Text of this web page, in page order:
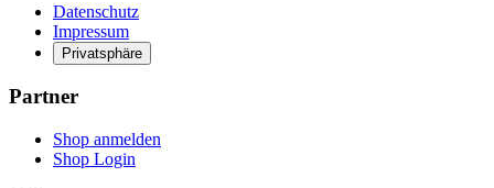
Datenschutz
Impressum
Privatsphäre
Partner
Shop anmelden
Shop Login